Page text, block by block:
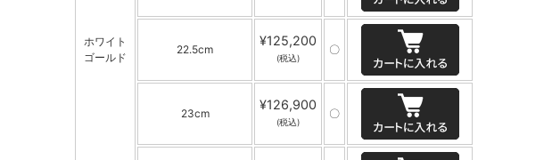
ホワイト
ゴールド
22.5cm
¥125,200
(税込)
〇
23cm
¥126,900
(税込)
〇